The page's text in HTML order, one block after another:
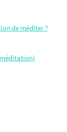
de méditer ?